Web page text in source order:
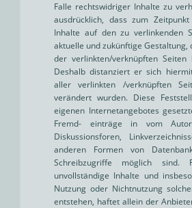
Falle rechtswidriger Inhalte zu
ausdrücklich, dass zum
Inhalte auf den zu verlinkenden
aktuelle und zukünftige
der verlinkten/verknüpften
Deshalb distanziert er sich
aller verlinkten /verknüpften
verändert wurden. Diese
eigenen Internetangebotes
Fremd- einträge in vom Autor
Diskussionsforen,
anderen Formen von
Schreibzugriffe möglich
unvollständige Inhalte und
Nutzung oder Nichtnutzung
entstehen, haftet allein der